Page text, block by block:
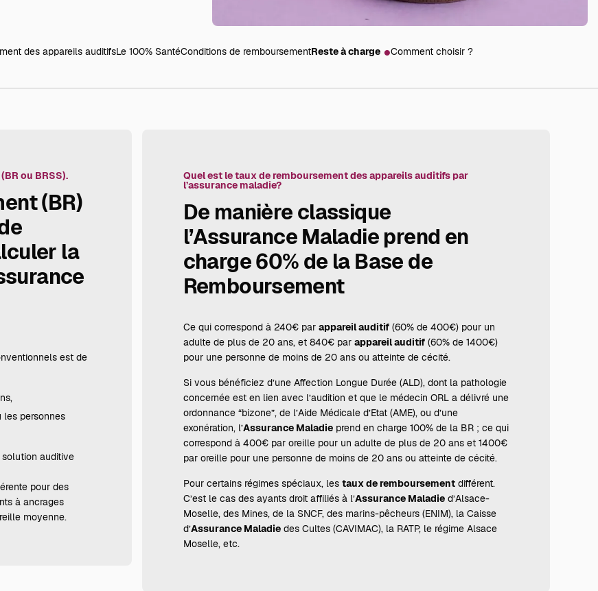
des appareils auditifsLe 100% SantéConditions de remboursementReste à charge
Comment choisir ?
ou BRSS).
(BR)
la
est de
les personnes
auditive
pour des
à ancrages
moyenne.
Quel est le taux de remboursement des appareils auditifs par
l’assurance maladie?
De manière classique
l’Assurance Maladie prend en
charge 60% de la Base de
Remboursement
Ce qui correspond à 240€ par appareil auditif(60% de 400€) pour un
adulte de plus de 20 ans, et 840€ par appareil auditif(60% de 1400€)
pour une personne de moins de 20 ans ou atteinte de cécité.
Si vous bénéficiez d’une Affection Longue Durée (ALD), dont la pathologie
concernée est en lien avec l’audition et que le médecin ORL a délivré une
ordonnance “bizone”, de l’Aide Médicale d’Etat (AME), ou d’une
exonération, l’Assurance Maladieprend en charge 100% de la BR ; ce qui
correspond à 400€ par oreille pour un adulte de plus de 20 ans et 1400€
par oreille pour une personne de moins de 20 ans ou atteinte de cécité.
Pour certains régimes spéciaux, les taux de remboursementdifférent.
C’est le cas des ayants droit affiliés à l’Assurance Maladied’Alsace-
Moselle, des Mines, de la SNCF, des marins-pêcheurs (ENIM), la Caisse
d’Assurance Maladiedes Cultes (CAVIMAC), la RATP, le régime Alsace
Moselle, etc.